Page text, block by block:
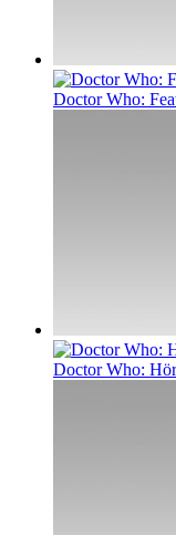
Doctor Who:
Doctor Who: